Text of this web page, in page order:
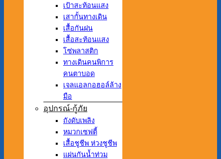
เป้าสะท้อนแสง
เสากั้นทางเดิน
เสื้อกันฝน
เสื้อสะท้อนแสง
โซ่พลาสติก
ทางเดินคนพิการ
คนตาบอด
เจลแอลกอฮอล์ล้าง
มือ
อุปกรณ์-กู้ภัย
ถังดับเพลิง
หมวกเซฟตี้
เสื้อชูชีพ ห่วงชูชีพ
แผ่นกันน้ำท่วม